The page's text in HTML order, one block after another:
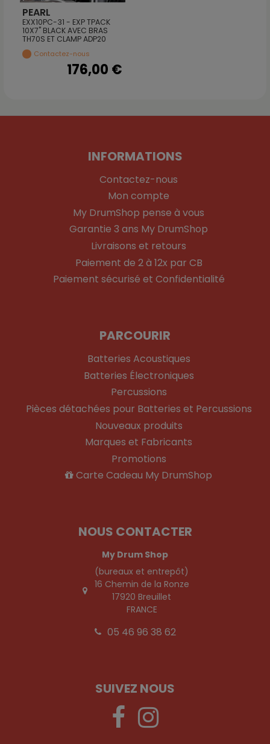
PEARL
EXX10PC-31 - EXP TPACK
10X7" BLACK AVEC BRAS
TH70S ET CLAMP ADP20
Contactez-nous
176,00 €
INFORMATIONS
Contactez-nous
Mon compte
My DrumShop pense à vous
Garantie 3 ans My DrumShop
Livraisons et retours
Paiement de 2 à 12x par CB
Paiement sécurisé et Confidentialité
PARCOURIR
Batteries Acoustiques
Batteries Électroniques
Percussions
Pièces détachées pour Batteries et Percussions
Nouveaux produits
Marques et Fabricants
Promotions
Carte Cadeau My DrumShop
NOUS CONTACTER
My Drum Shop
(bureaux et entrepôt)
16 Chemin de la Ronze
17920 Breuillet
FRANCE
05 46 96 38 62
SUIVEZ NOUS